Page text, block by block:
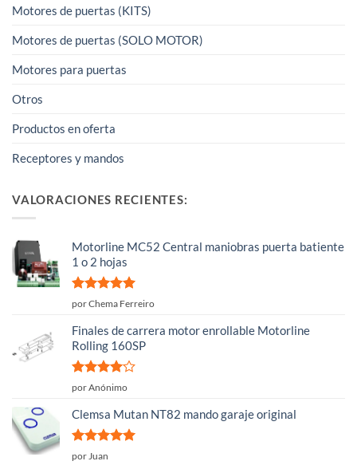
Motores de puertas (KITS)
Motores de puertas (SOLO MOTOR)
Motores para puertas
Otros
Productos en oferta
Receptores y mandos
VALORACIONES RECIENTES:
Motorline MC52 Central maniobras puerta batiente
1 o 2 hojas
Valorado
por Chema Ferreiro
Finales de carrera motor enrollable Motorline
Rolling 160SP
Valorado
5
por Anónimo
Clemsa Mutan NT82 mando garaje original
Valorado
por Juan